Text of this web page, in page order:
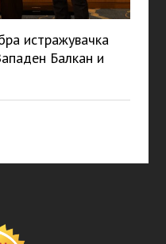
истражувачка
Балкан и